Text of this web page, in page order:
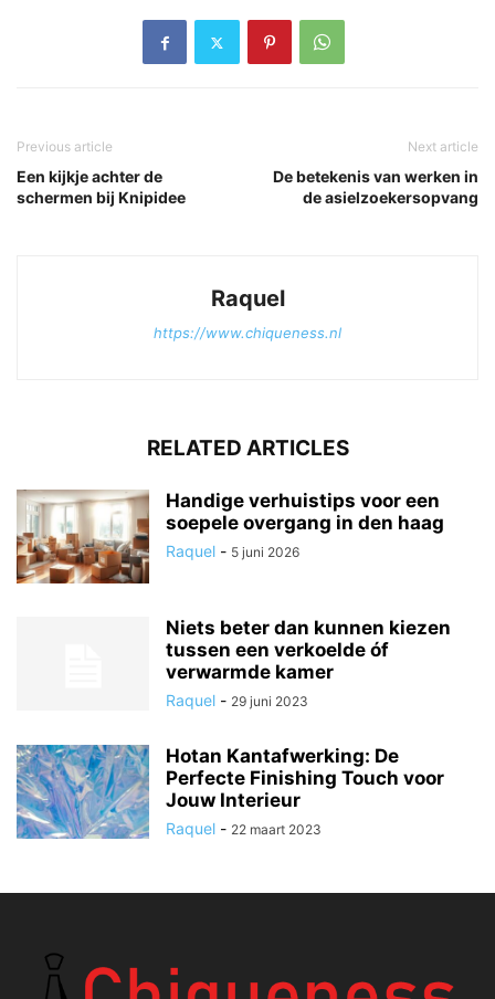
Previous article
Een kijkje achter de
schermen bij Knipidee
Next article
De betekenis van werken in
de asielzoekersopvang
Raquel
https://www.chiqueness.nl
RELATED ARTICLES
Handige verhuistips voor een
soepele overgang in den haag
Raquel - 5 juni 2026
Niets beter dan kunnen kiezen
tussen een verkoelde óf
verwarmde kamer
Raquel - 29 juni 2023
Hotan Kantafwerking: De
Perfecte Finishing Touch voor
Jouw Interieur
Raquel - 22 maart 2023